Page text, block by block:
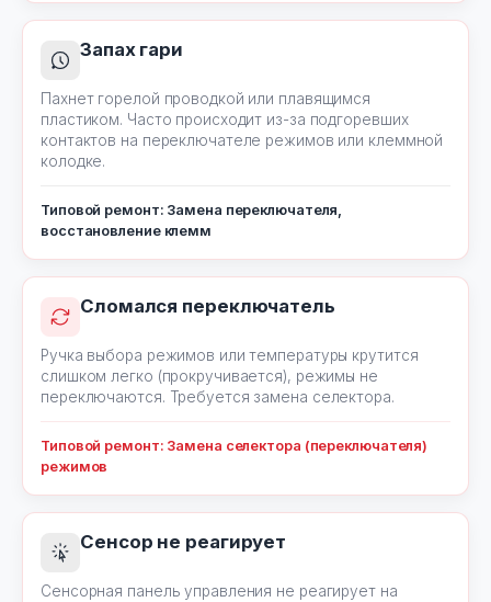
Запах гари
Пахнет горелой проводкой или плавящимся
пластиком. Часто происходит из-за подгоревших
контактов на переключателе режимов или клеммной
колодке.
Типовой ремонт: Замена переключателя,
восстановление клемм
Сломался переключатель
Ручка выбора режимов или температуры крутится
слишком легко (прокручивается), режимы не
переключаются. Требуется замена селектора.
Типовой ремонт: Замена селектора (переключателя)
режимов
Сенсор не реагирует
Сенсорная панель управления не реагирует на